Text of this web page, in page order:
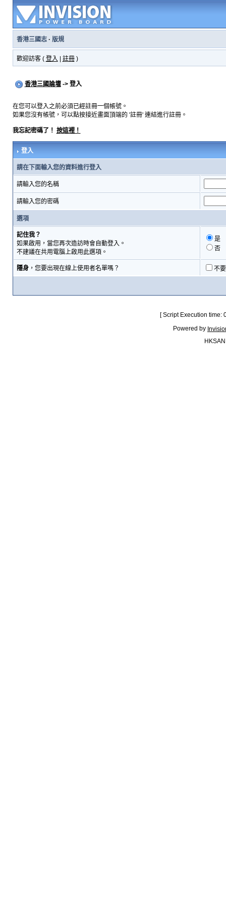
香港三國志· 版規
歡迎訪客 ( 登入 註冊)
香港三國論壇-> 登入
在您可以登入之前必須已經註冊一個帳號。
如果您沒有帳號，可以點按接近畫面頂端的 '註冊' 連結進行註冊。
我忘記密碼了！ 按這裡！
登入
請在下面輸入您的資料進行登入
請輸入您的名稱
請輸入您的密碼
選項
記住我？
如果啟用，當您再次造訪時會自動登入。
不建議在共用電腦上啟用此選項。
是
否
隱身，您要出現在線上使用者名單嗎？ 不
[ Script Execution
Powered by